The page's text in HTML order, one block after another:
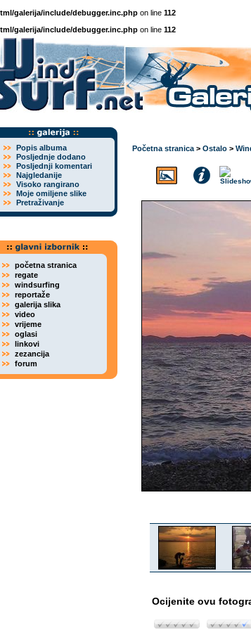
galerija/include/debugger.inc.php on line 112
galerija/include/debugger.inc.php on line 112
Popis albuma
Posljednje dodano
Posljednji komentari
Najgledanije
Visoko rangirano
Moje omiljene slike
Pretraživanje
početna stranica
regate
windsurfing
reportaže
galerija slika
video
vrijeme
oglasi
linkovi
zezancija
forum
Početna stranica > Ostalo >
Ocijenite ovu